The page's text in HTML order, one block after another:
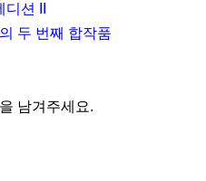
션 II
두 번째 합작품
남겨주세요.